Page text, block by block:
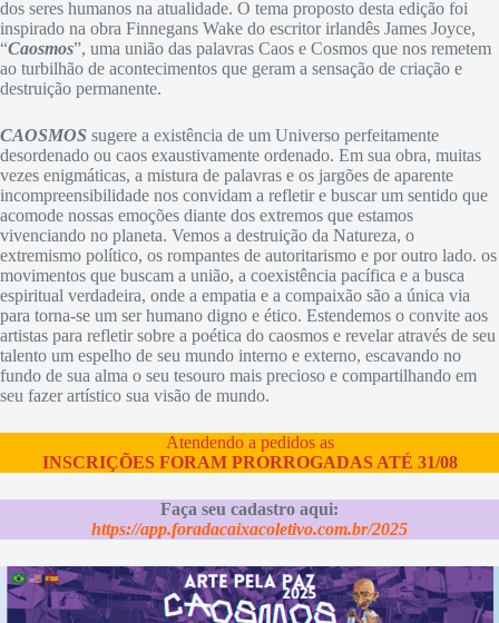
dos seres humanos na atualidade. O tema proposto desta edição foi
inspirado na obra Finnegans Wake do escritor irlandês James Joyce,
“Caosmos”, uma união das palavras Caos e Cosmos que nos remetem
ao turbilhão de acontecimentos que geram a sensação de criação e
destruição permanente.
CAOSMOS sugere a existência de um Universo perfeitamente
desordenado ou caos exaustivamente ordenado. Em sua obra, muitas
vezes enigmáticas, a mistura de palavras e os jargões de aparente
incompreensibilidade nos convidam a refletir e buscar um sentido que
acomode nossas emoções diante dos extremos que estamos
vivenciando no planeta. Vemos a destruição da Natureza, o
extremismo político, os rompantes de autoritarismo e por outro lado. os
movimentos que buscam a união, a coexistência pacífica e a busca
espiritual verdadeira, onde a empatia e a compaixão são a única via
para torna-se um ser humano digno e ético. Estendemos o convite aos
artistas para refletir sobre a poética do caosmos e revelar através de seu
talento um espelho de seu mundo interno e externo, escavando no
fundo de sua alma o seu tesouro mais precioso e compartilhando em
seu fazer artístico sua visão de mundo.
Atendendo a pedidos as
INSCRIÇÕES FORAM PRORROGADAS ATÉ 31/08
Faça seu cadastro aqui:
https://app.foradacaixacoletivo.com.br/2025